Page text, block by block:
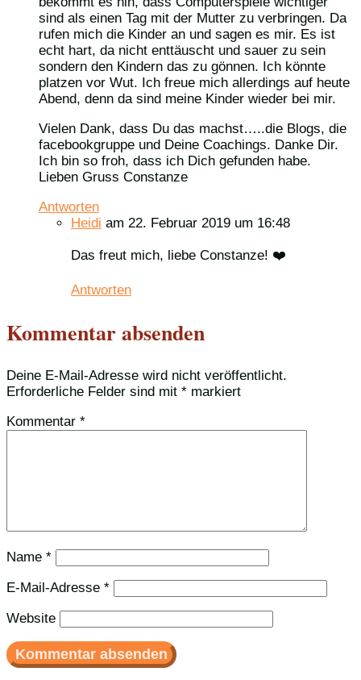
sind als einen Tag mit der Mutter zu verbringen. Da
rufen mich die Kinder an und sagen es mir. Es ist
echt hart, da nicht enttäuscht und sauer zu sein
sondern den Kindern das zu gönnen. Ich könnte
platzen vor Wut. Ich freue mich allerdings auf heute
Abend, denn da sind meine Kinder wieder bei mir.
Vielen Dank, dass Du das machst…..die Blogs, die
facebookgruppe und Deine Coachings. Danke Dir.
Ich bin so froh, dass ich Dich gefunden habe.
Lieben Gruss Constanze
Antworten
Heidi am 22. Februar 2019 um 16:48
Das freut mich, liebe Constanze! ❤️
Antworten
Kommentar absenden
Deine E-Mail-Adresse wird nicht veröffentlicht.
Erforderliche Felder sind mit * markiert
Kommentar *
Name *
E-Mail-Adresse *
Website